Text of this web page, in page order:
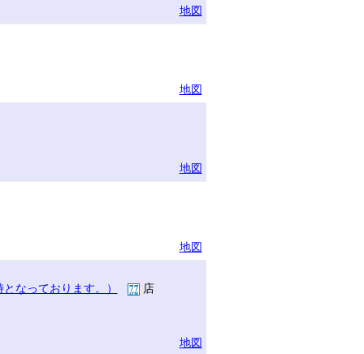
地図
地図
地図
地図
なっております。）
店
地図